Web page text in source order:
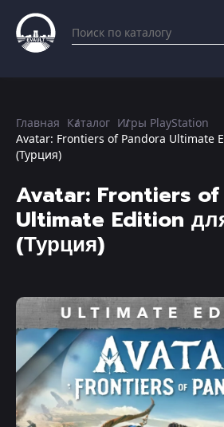
Главная Каталог Игры PlayStation
Avatar: Frontiers of Pandora Ultimate
(Турция)
Avatar: Frontiers
Ultimate Edition
(Турция)